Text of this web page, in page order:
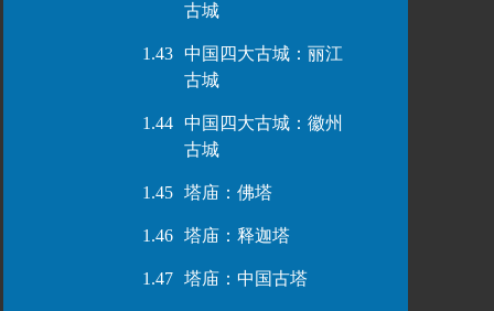
古城
1.43
中国四大古城：丽江
古城
1.44
中国四大古城：徽州
古城
1.45 塔庙：佛塔
1.46 塔庙：释迦塔
1.47 塔庙：中国古塔